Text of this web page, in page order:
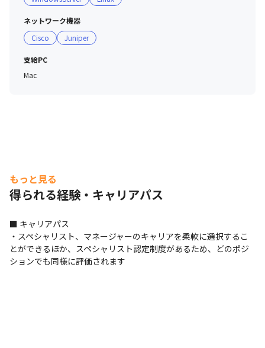
ネットワーク機器
Cisco
Juniper
支給PC
Mac
もっと見る
得られる経験・キャリアパス
■ キャリアパス
・スペシャリスト、マネージャーのキャリアを柔軟に選択するこ
とができるほか、スペシャリスト認定制度があるため、どのポジ
ションでも同様に評価されます